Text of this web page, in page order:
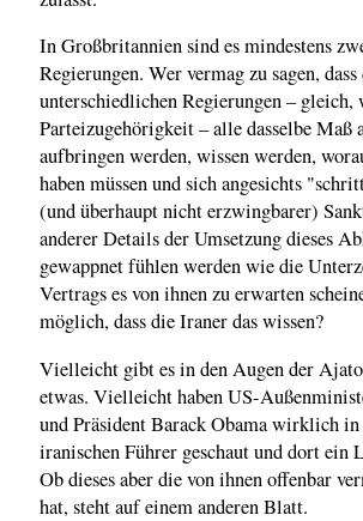
In Großbritannien sind es mindestens
Regierungen. Wer vermag zu sagen, dass
unterschiedlichen Regierungen – gleich,
Parteizugehörigkeit – alle dasselbe Maß
aufbringen werden, wissen werden,
haben müssen und sich angesichts
(und überhaupt nicht erzwingbarer)
anderer Details der Umsetzung dieses
gewappnet fühlen werden wie die
Vertrags es von ihnen zu erwarten
möglich, dass die Iraner das wissen?
Vielleicht gibt es in den Augen der
etwas. Vielleicht haben US-
und Präsident Barack Obama wirklich
iranischen Führer geschaut und dort ein
Ob dieses aber die von ihnen offenbar
hat, steht auf einem anderen Blatt.